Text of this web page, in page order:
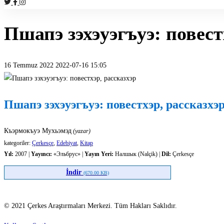
Пшапэ зэхэуэгъуэ:
16 Temmuz 2022 2022-07-16 15:05
Пшапэ
зэхэуэгъуэ:
повестхэр,
рассказхэр
Пшапэ зэхэуэгъуэ: повестхэр,
Къэрмокъуэ Мухьэмэд (yazar)
kategoriler: Çerkesçe, Edebiyat, Kitap
Yıl: 2007 | Yayıncı: «Эльбрус» | Yayın Yeri: Налшык (Nalçik) | Dil: Çerkesçe
İndir (670.00 KB)
© 2021 Çerkes Araştırmaları Merkezi. Tüm Hakları Saklıdır.